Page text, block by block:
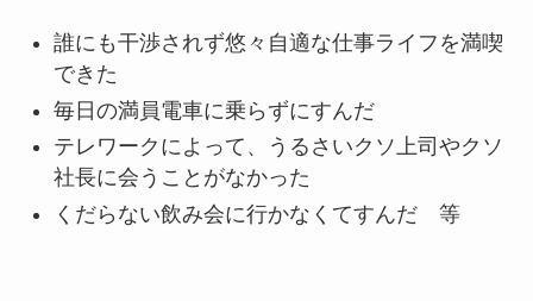
誰にも干渉されず悠々自適な仕事ライフを満喫
できた
毎日の満員電車に乗らずにすんだ
テレワークによって、うるさいクソ上司やクソ
社長に会うことがなかった
くだらない飲み会に行かなくてすんだ 等